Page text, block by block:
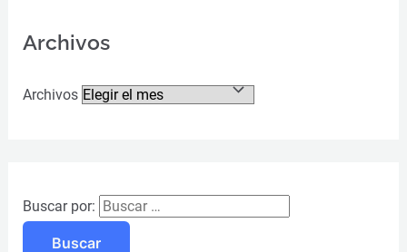
Archivos
Archivos
Buscar por: